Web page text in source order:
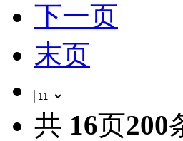
下一页
末页
共 16页200